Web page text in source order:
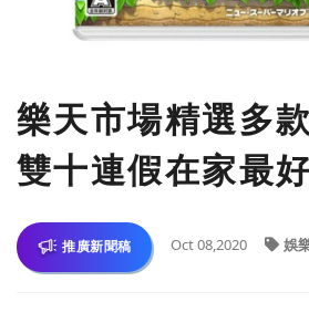
樂天市場精選多
雙十連假在家最
推廣新聞稿 Oct 08,2020 娛